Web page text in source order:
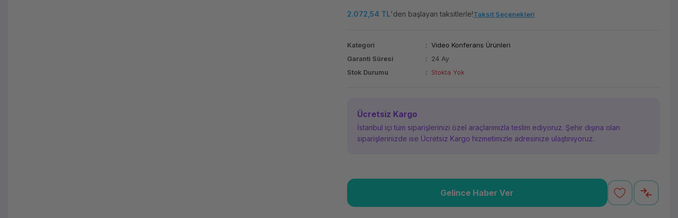
2.072,54 TL'den başlayan taksitlerle!Taksit Seçenekleri
Kategori
Video Konferans Ürünleri
Garanti Süresi
24 Ay
Stok Durumu
Stokta Yok
Ücretsiz Kargo
İstanbul içi tüm siparişlerinizi özel araçlarımızla teslim ediyoruz. Şehir dışına olan
siparişlerinizde ise Ücretsiz Kargo hizmetimizle adresinize ulaştırııyoruz.
Gelince Haber Ver